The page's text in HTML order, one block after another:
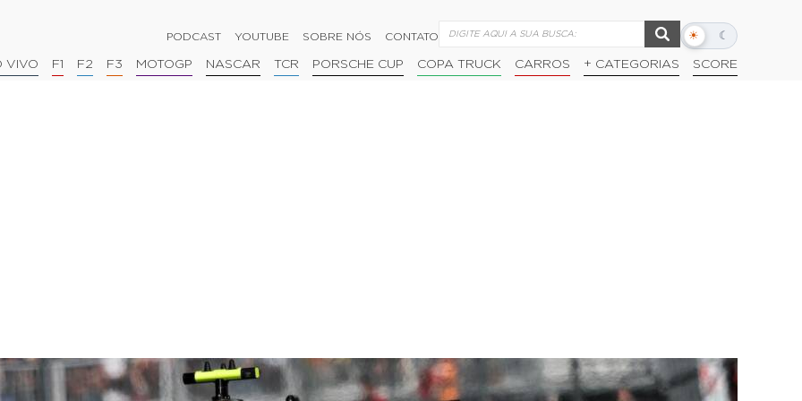
PODCAST YOUTUBE SOBRE NÓS CONTATO ☀ ☾
Alternar
escuro
VIVO F1 F2 F3 MOTOGP NASCAR TCR PORSCHE CUP COPA TRUCK CARROS + CATEGORIAS SCORE